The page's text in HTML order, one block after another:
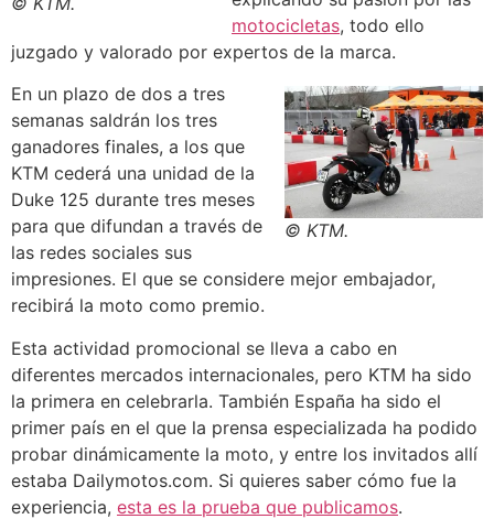
motocicletas, todo ello
juzgado y valorado por expertos de la marca.
© KTM.
En un plazo de dos a tres
semanas saldrán los tres
ganadores finales, a los que
KTM cederá una unidad de la
Duke 125 durante tres meses
para que difundan a través de
las redes sociales sus
impresiones. El que se considere mejor embajador,
recibirá la moto como premio.
Esta actividad promocional se lleva a cabo en
diferentes mercados internacionales, pero KTM ha sido
la primera en celebrarla. También España ha sido el
primer país en el que la prensa especializada ha podido
probar dinámicamente la moto, y entre los invitados allí
estaba Dailymotos.com. Si quieres saber cómo fue la
experiencia, esta es la prueba que publicamos.